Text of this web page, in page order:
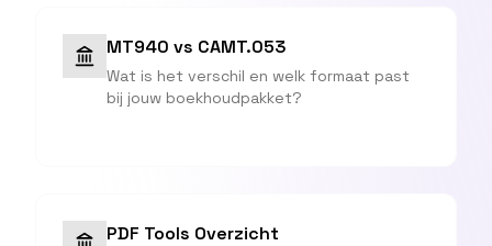
MT940 vs CAMT.053
Wat is het verschil en welk formaat past
bij jouw boekhoudpakket?
PDF Tools Overzicht